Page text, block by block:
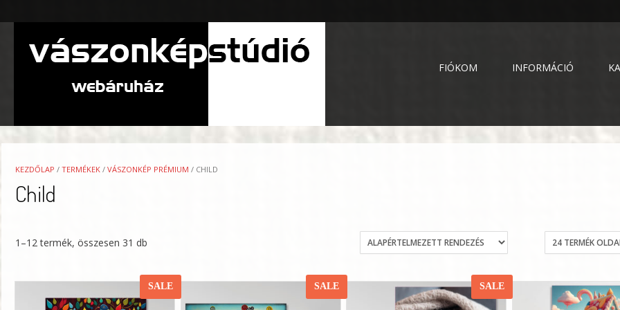
to
FIÓKOM INFORMÁCIÓ
KEZDŐLAP / TERMÉKEK / VÁSZONKÉP PRÉMIUM / CHILD
Child
1–12 termék, összesen 31 db
SALE SALE SALE